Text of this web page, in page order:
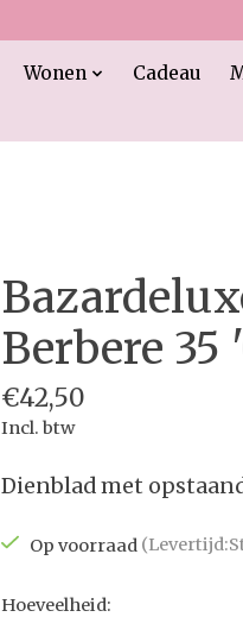
Wonen Cadeau
Berbere 35
€42,50
Incl. btw
Dienblad met
Op voorraad
Hoeveelheid: